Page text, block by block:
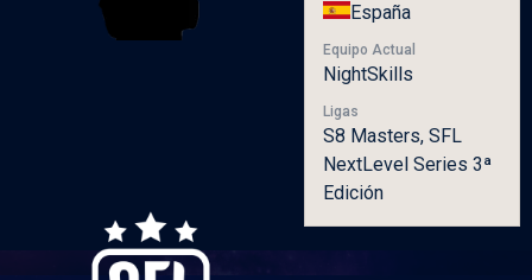
España
Equipo Actual
NightSkills
Ligas
S8 Masters, SFL
NextLevel Series 3ª
Edición